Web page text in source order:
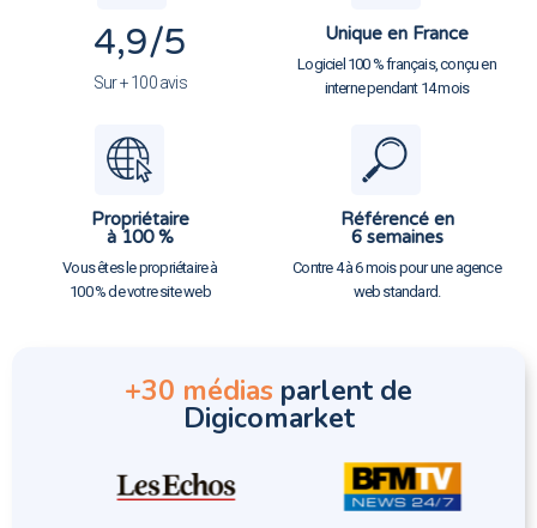
4,9/5
Sur + 100 avis
Unique en France
Logiciel 100 % français, conçu en
interne pendant 14 mois
Propriétaire
à 100 %
Vous êtes le propriétaire à
100 % de votre site web
Référencé en
6 semaines
Contre 4 à 6 mois pour une agence
web standard.
+30 médias parlent de
Digicomarket